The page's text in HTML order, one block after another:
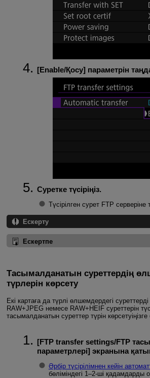
[Enable/Қосу] параметрін
Суретке түсіріңіз.
Түсірілген сурет FTP
Ескерту
Ескертпе
Тасымалданатын суреттердің
түрлерін көрсету
Екі картаға да түрлі өлшемдердегі
RAW+JPEG немесе RAW+HEIF суреттерін
тасымалданатын суреттер түрін
[FTP transfer settings/FTP
параметрлері] экранына
Әрбір түсірілімнен кейін
бөліміндегі 1–2-ші қадамдарды